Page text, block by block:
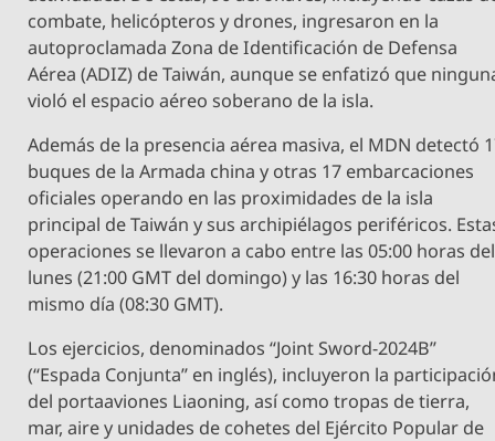
combate, helicópteros y drones, ingresaron en la
autoproclamada Zona de Identificación de Defensa
Aérea (ADIZ) de Taiwán, aunque se enfatizó que
violó el espacio aéreo soberano de la isla.
Además de la presencia aérea masiva, el MDN detectó
buques de la Armada china y otras 17 embarcaciones
oficiales operando en las proximidades de la isla
principal de Taiwán y sus archipiélagos periféricos.
operaciones se llevaron a cabo entre las 05:00 horas del
lunes (21:00 GMT del domingo) y las 16:30 horas del
mismo día (08:30 GMT).
Los ejercicios, denominados “Joint Sword-2024B”
(“Espada Conjunta” en inglés), incluyeron la
del portaaviones Liaoning, así como tropas de tierra,
mar, aire y unidades de cohetes del Ejército Popular de